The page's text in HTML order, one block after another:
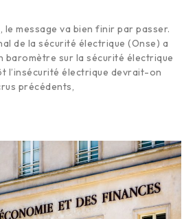
le message va bien finir par passer.
de la sécurité électrique (Onse) a
baromètre sur la sécurité électrique
l’insécurité électrique devrait-on
précédents,